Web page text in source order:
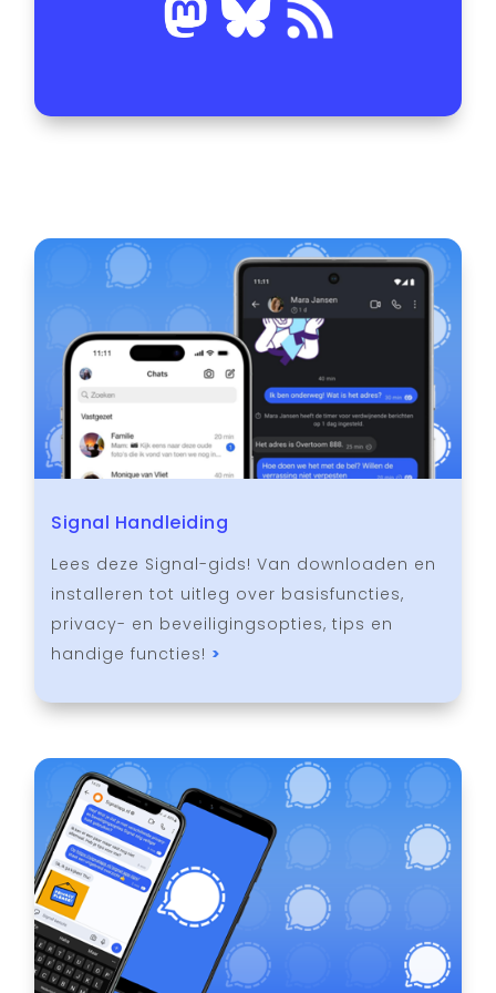
Signal Handleiding
Lees deze Signal-gids! Van downloaden en
installeren tot uitleg over basisfuncties,
privacy- en beveiligingsopties, tips en
handige functies! >